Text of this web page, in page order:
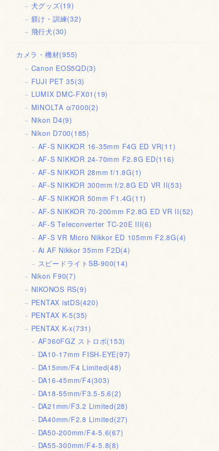
犬グッズ(19)
躾け・訓練(32)
飛行犬(30)
カメラ・機材(955)
Canon EOS5QD(3)
FUJI PET 35(3)
LUMIX DMC-FX01 (19)
MINOLTA α7000(2)
Nikon D4(9)
Nikon D700(185)
AF-S NIKKOR 16-35mm F4G ED VR(11)
AF-S NIKKOR 24-70mm F2.8G ED(116)
AF-S NIKKOR 28mm f/1.8G(1)
AF-S NIKKOR 300mm f/2.8G ED VR II(53)
AF-S NIKKOR 50mm F1.4G(11)
AF-S NIKKOR 70-200mm F2.8G ED VR II(52)
AF-S Teleconverter TC-20E III(6)
AF-S VR Micro Nikkor ED 105mm F2.8G(4)
Ai AF Nikkor 35mm F2D(4)
スピードライトSB-900(14)
Nikon F90(7)
NIKONOS RS(9)
PENTAX istDS(420)
PENTAX K-5(35)
PENTAX K-x(731)
AF360FGZ ストロボ(153)
DA10-17mm FISH-EYE(97)
DA15mm/F4 Limited(48)
DA16-45mm/F4(303)
DA18-55mm/F3.5-5.6(2)
DA21mm/F3.2 Limited(28)
DA40mm/F2.8 Limited(27)
DA50-200mm/F4-5.6(67)
DA55-300mm/F4-5.8(8)